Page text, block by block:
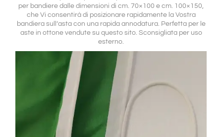
per bandiere dalle dimensioni di cm. 70×100 e cm. 100×150,
che Vi consentirà di posizionare rapidamente la Vostra
bandiera sull’asta con una rapida annodatura. Perfetta per le
aste in ottone vendute su questo sito. Sconsigliata per uso
esterno.